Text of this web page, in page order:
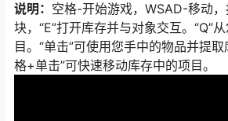
说明： 空格-开始游戏，WSAD-移动
块，“E”打开库存并与对象交互。“Q”
目。“单击”可使用您手中的物品并提
格+单击”可快速移动库存中的项目。